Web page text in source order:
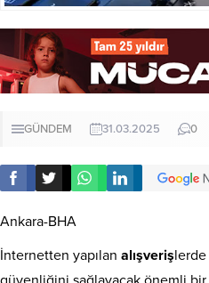
GÜNDEM 31.03.2025 0
Ankara-BHA
İnternetten yapılan alışverişlerde